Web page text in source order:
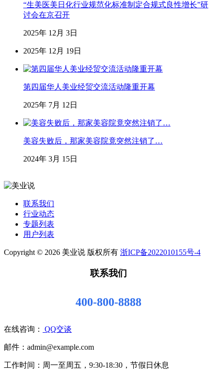
“生美医美日化行业规范化标准制定合规式良性增长”研
讨会在京召开
2025年 12月 3日
2025年 12月 19日
第四届华人美业经贸交流活动隆重开幕
2025年 7月 12日
美容失败后，那家美容院竟突然注销了…
2024年 3月 15日
联系我们
行业动态
专题列表
用户列表
Copyright © 2026 美业说 版权所有 浙ICP备2022010155号-4
联系我们
400-800-8888
在线咨询： QQ交谈
邮件：admin@example.com
工作时间：周一至周五，9:30-18:30，节假日休息